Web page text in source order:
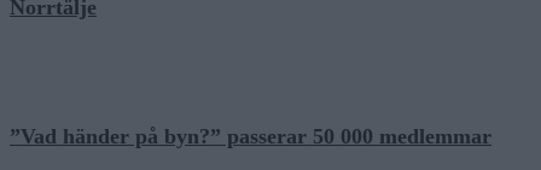
Norrtälje
”Vad händer på byn?” passerar 50 000 medlemmar